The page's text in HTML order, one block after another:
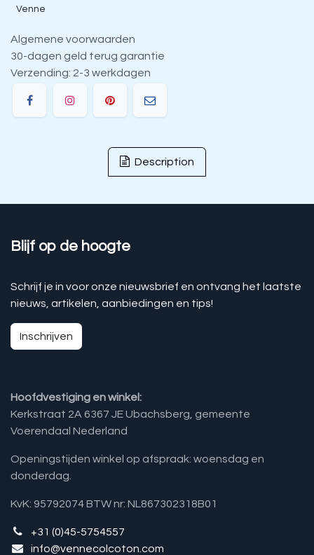
Venne
Algemene voorwaarden
30-dagen geld terug garantie
Verzending: 2-3 werkdagen
Description
Blijf op de hoogte
Schrijf je in voor onze nieuwsbrief en ontvang het laatste
nieuws, artikelen, aanbiedingen en tips!
Inschrijven
Hoofdvestiging en winkel:
Kerkstraat 2A 6367 JE Ubachsberg, gemeente
Voerendaal Nederland
Openingstijden winkel op afspraak: woensdag en
donderdag.
KvK: 95792074 BTW nr: NL867302318B01
+31 (0)45-5754557
info@vennecolcoton.com